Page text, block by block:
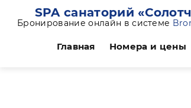
SPA санаторий
Бронирование онлайн в системе
Главная Номера и цены